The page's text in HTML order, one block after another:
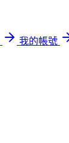
我的帳號